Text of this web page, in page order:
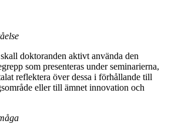
doktoranden aktivt använda den
som presenteras under seminarierna,
reflektera över dessa i förhållande till
eller till ämnet innovation och